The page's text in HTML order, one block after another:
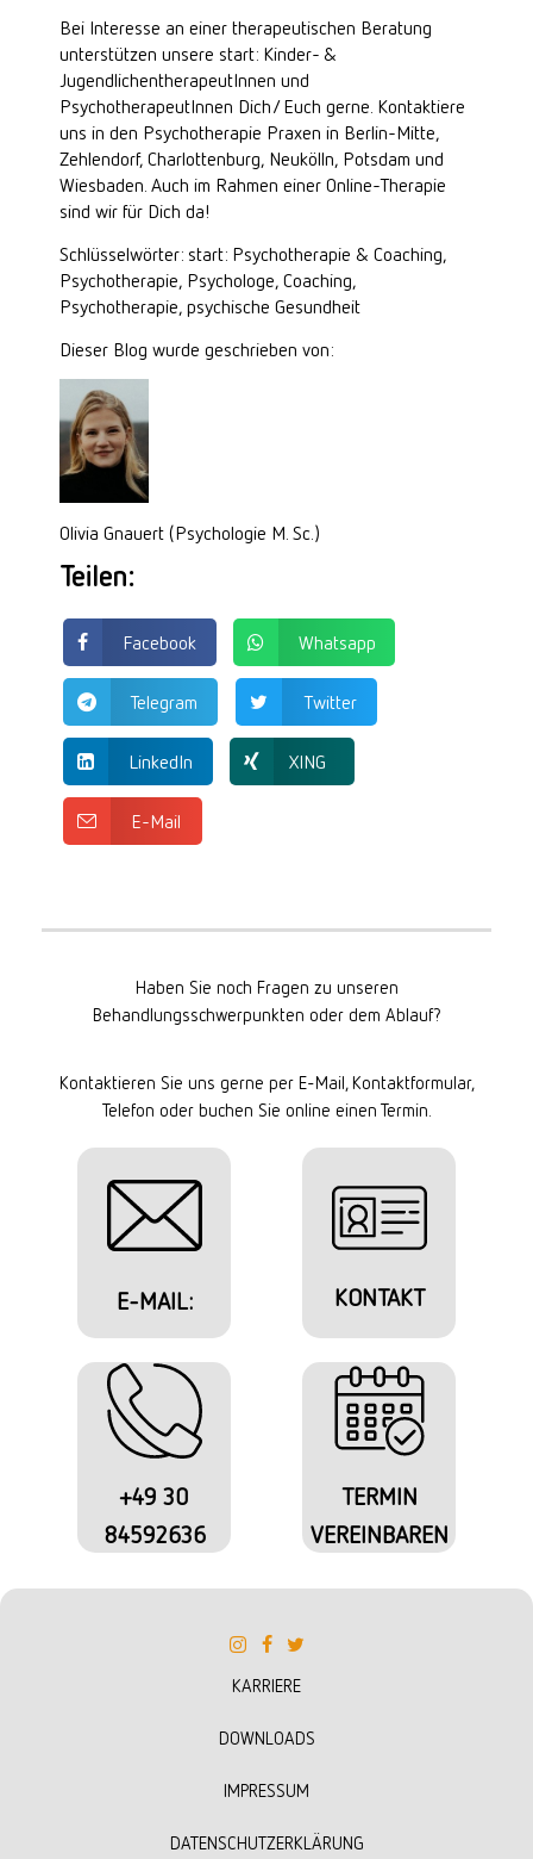
Bei Interesse an einer therapeutischen Beratung
unterstützen unsere start: Kinder- &
JugendlichentherapeutInnen und
PsychotherapeutInnen Dich/ Euch gerne. Kontaktiere
uns in den Psychotherapie Praxen in Berlin-Mitte,
Zehlendorf, Charlottenburg, Neukölln, Potsdam und
Wiesbaden. Auch im Rahmen einer Online-Therapie
sind wir für Dich da!
Schlüsselwörter: start: Psychotherapie & Coaching,
Psychotherapie, Psychologe, Coaching,
Psychotherapie, psychische Gesundheit
Dieser Blog wurde geschrieben von:
Olivia Gnauert (Psychologie M. Sc .)
Teilen:
Facebook Whatsapp
Telegram Twitter
LinkedIn XING
E-Mail
Haben Sie noch Fragen zu unseren
Behandlungsschwerpunkten oder dem Ablauf?
Kontaktieren Sie uns gerne per E-Mail, Kontaktformular,
Telefon oder buchen Sie online einen Termin.
E-MAIL: KONTAKT
+49 30
84592636
TERMIN
VEREINBAREN
KARRIERE
DOWNLOADS
IMPRESSUM
DATENSCHUTZERKLÄRUNG